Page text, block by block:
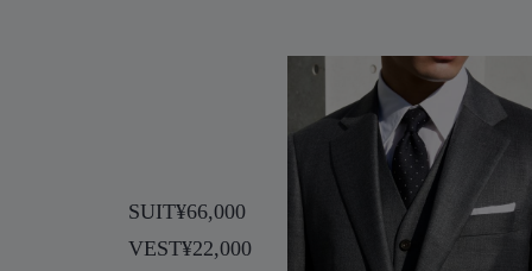
SUIT¥66,000
VEST¥22,000